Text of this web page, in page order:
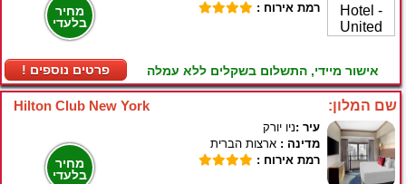
מחיר
בלעדי
! פרטים נוספים
רמת אירוח :
אישור מיידי, התשלום בשקלים ללא עמלה
Hilton Club New York שם המלון:
מחיר
בלעדי
עיר :ניו יורק
מדינה : ארצות הברית
רמת אירוח :